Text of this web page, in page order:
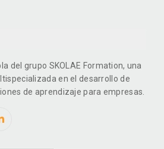
del grupo SKOLAE Formation, una
en el desarrollo de
de aprendizaje para empresas.